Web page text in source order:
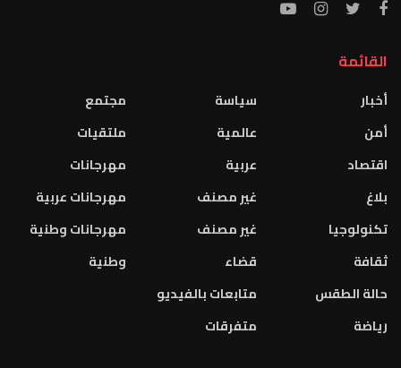
القائمة
أخبار
أمن
اقتصاد
بلاغ
تكنولوجيا
ثقافة
حالة الطقس
رياضة
سياسة
عالمية
عربية
غير مصنف
غير مصنف
قضاء
متابعات بالفيديو
متفرقات
مجتمع
ملتقيات
مهرجانات
مهرجانات عربية
مهرجانات وطنية
وطنية